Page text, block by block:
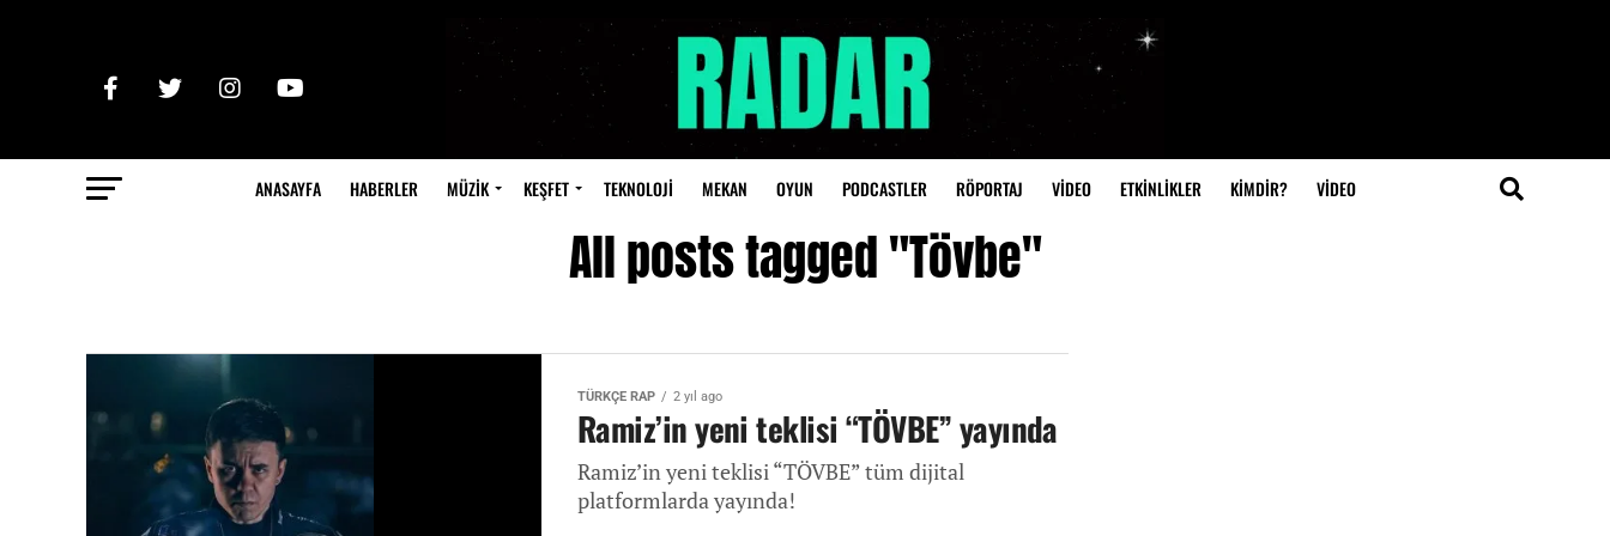
ANASAYFA HABERLER MÜZİK KEŞFET TEKNOLOJİ MEKAN OYUN PODCASTLER RÖPORTAJ VİDEO ETKİNLİKLER KİMDİR? VIDEO
All posts tagged "Tövbe"
TÜRKÇE RAP 2 yıl ago
Ramiz’in yeni teklisi “TÖVBE” yayında
Ramiz’in yeni teklisi “TÖVBE” tüm dijital
platformlarda yayında!